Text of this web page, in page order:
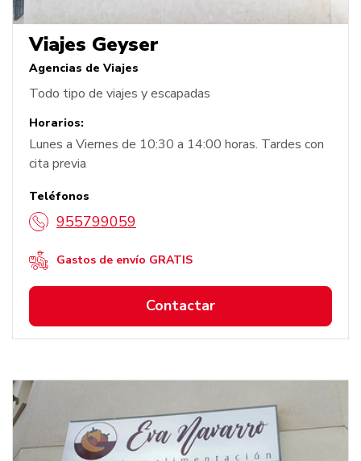
Viajes Geyser
Agencias de Viajes
Todo tipo de viajes y escapadas
Horarios:
Lunes a Viernes de 10:30 a 14:00 horas. Tardes con
cita previa
Teléfonos
955799059
Gastos de envío GRATIS
Contactar